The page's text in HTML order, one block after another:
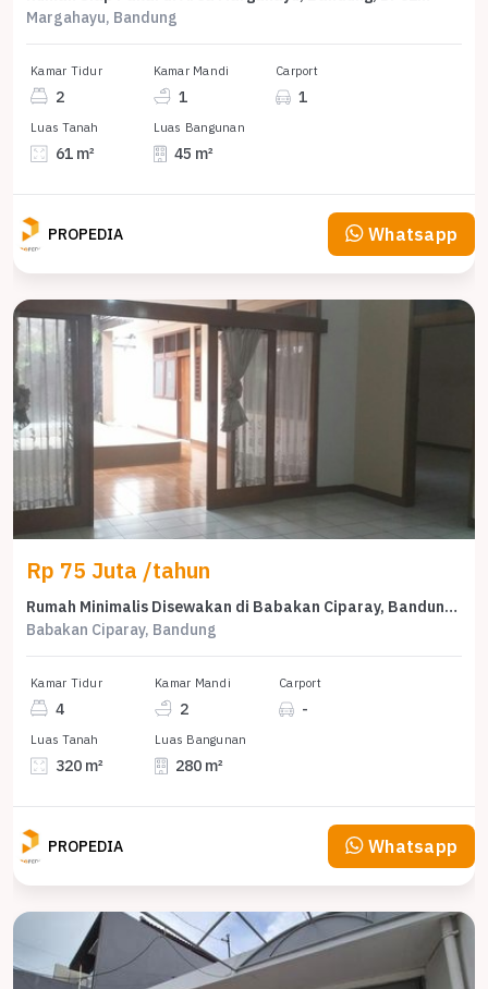
Margahayu, Bandung
Kamar Tidur
2
Kamar Mandi
1
Carport
1
Luas Tanah
61 m²
Luas Bangunan
45 m²
PROPEDIA Whatsapp
Rp 75 Juta /tahun
Rumah Minimalis Disewakan di Babakan Ciparay, Bandung, Harga Ekonomis
Babakan Ciparay, Bandung
Kamar Tidur
4
Kamar Mandi
2
Carport
-
Luas Tanah
320 m²
Luas Bangunan
280 m²
PROPEDIA Whatsapp